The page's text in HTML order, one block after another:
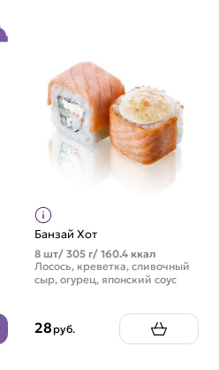
Банзай Хот
8 шт/ 305 г/ 160.4 ккал
Лосось, креветка, сливочный
сыр, огурец, японский соус
28 руб.